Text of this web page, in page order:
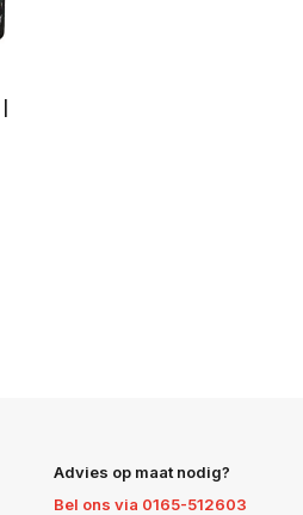
Advies op maat nodig?
Bel ons via 0165-512603